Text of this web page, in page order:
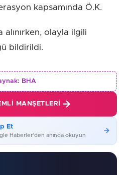
kapsamında Ö.K.
alınırken, olayla ilgili
bildirildi.
BHA
MANŞETLERI
Et
Haberler'den anında okuyun